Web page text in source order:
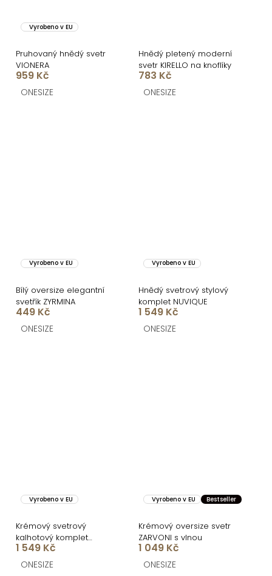
Vyrobeno v EU
Pruhovaný hnědý svetr
VIONERA
959 Kč
ONESIZE
Hnědý pletený moderní
svetr KIRELLO na knoflíky
783 Kč
ONESIZE
Vyrobeno v EU
Bílý oversize elegantní
svetřík ZYRMINA
449 Kč
ONESIZE
Vyrobeno v EU
Hnědý svetrový stylový
komplet NUVIQUE
1 549 Kč
ONESIZE
Vyrobeno v EU
Krémový svetrový
kalhotový komplet
NUVIQUE
1 549 Kč
ONESIZE
Vyrobeno v EU Bestseller
Krémový oversize svetr
ZARVONI s vlnou
1 049 Kč
ONESIZE